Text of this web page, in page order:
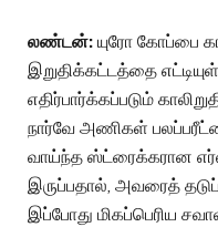
லண்டன்: யுரோ கோப்பை
இறுதிக்கட்டத்தை
எதிர்பார்க்கப்படும்
நார்வே அணிகள்
வாய்ந்த ஸ்ட்ரைக்கரான
இருப்பதால், அவரைத்
இப்போது மிகப்பெரிய